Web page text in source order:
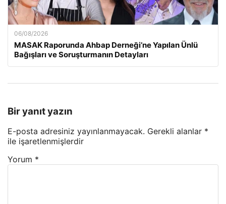
06/08/2026
MASAK Raporunda Ahbap Derneği’ne Yapılan Ünlü
Bağışları ve Soruşturmanın Detayları
Bir yanıt yazın
E-posta adresiniz yayınlanmayacak. Gerekli alanlar *
ile işaretlenmişlerdir
Yorum *